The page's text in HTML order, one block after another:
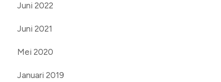
Juni 2022
Juni 2021
Mei 2020
Januari 2019